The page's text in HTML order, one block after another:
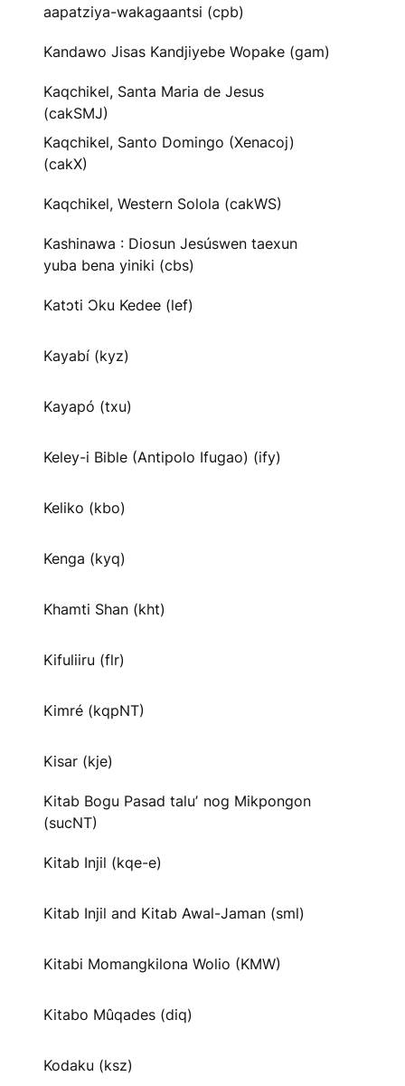
aapatziya-wakagaantsi (cpb)
Kandawo Jisas Kandjiyebe Wopake (gam)
Kaqchikel, Santa Maria de Jesus
(cakSMJ)
Kaqchikel, Santo Domingo (Xenacoj)
(cakX)
Kaqchikel, Western Solola (cakWS)
Kashinawa : Diosun Jesúswen taexun
yuba bena yiniki (cbs)
Katɔti Ɔku Kedee (lef)
Kayabí (kyz)
Kayapó (txu)
Keley-i Bible (Antipolo Ifugao) (ify)
Keliko (kbo)
Kenga (kyq)
Khamti Shan (kht)
Kifuliiru (flr)
Kimré (kqpNT)
Kisar (kje)
Kitab Bogu Pasad taluʼ nog Mikpongon
(sucNT)
Kitab Injil (kqe-e)
Kitab Injil and Kitab Awal-Jaman (sml)
Kitabi Momangkilona Wolio (KMW)
Kitabo Mûqades (diq)
Kodaku (ksz)